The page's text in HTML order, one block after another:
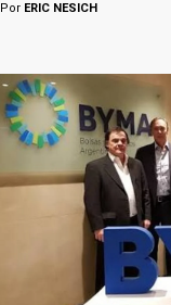
Por ERIC NESICH